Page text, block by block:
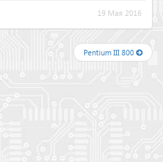
19 Мая 2016
Pentium III 800